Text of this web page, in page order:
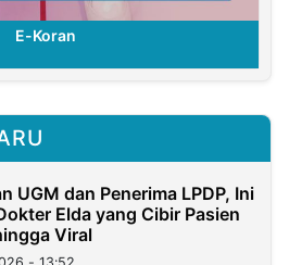
E-Koran
UGM dan Penerima LPDP, Ini
Elda yang Cibir Pasien
Viral